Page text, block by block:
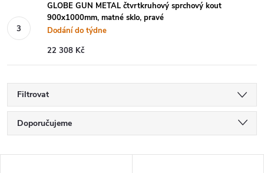
GLOBE GUN METAL čtvrtkruhový sprchový kout
900x1000mm, matné sklo, pravé
Dodání do týdne
22 308 Kč
Filtrovat
Ř
a
Doporučujeme